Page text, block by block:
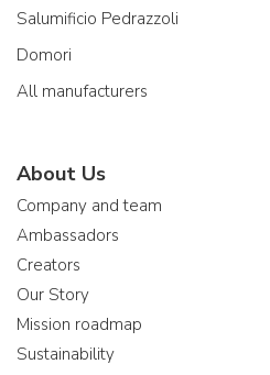
Salumificio Pedrazzoli
Domori
All manufacturers
About Us
Company and team
Ambassadors
Creators
Our Story
Mission roadmap
Sustainability